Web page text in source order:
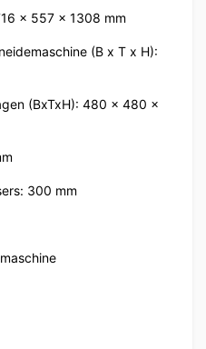
x 557 x 1308 mm
(B x T x H):
(BxTxH): 480 x 480 x
300 mm